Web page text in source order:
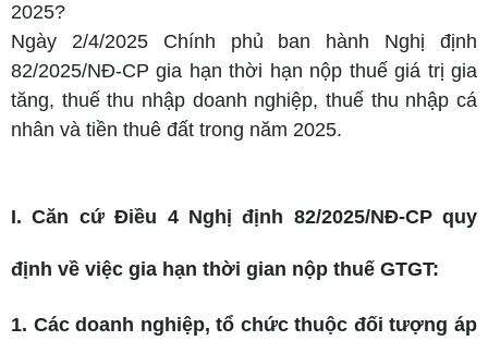
2025?
Ngày 2/4/2025 Chính phủ ban hành Nghị định
82/2025/NĐ-CP gia hạn thời hạn nộp thuế giá trị gia
tăng, thuế thu nhập doanh nghiệp, thuế thu nhập cá
nhân và tiền thuê đất trong năm 2025.
I. Căn cứ Điều 4 Nghị định 82/2025/NĐ-CP quy
định về việc gia hạn thời gian nộp thuế GTGT:
1. Các doanh nghiệp, tổ chức thuộc đối tượng áp